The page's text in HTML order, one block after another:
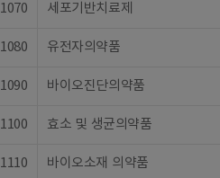
1070 세포기반치료제
1080 유전자의약품
1090 바이오진단의약품
1100 효소 및 생균의약품
1110 바이오소재 의약품